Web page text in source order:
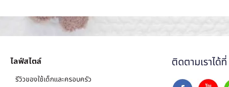
ไลฟ์สไตล์
รีวิวของใช้เด็กและครอบครัว
ติดตามเราได้ที่